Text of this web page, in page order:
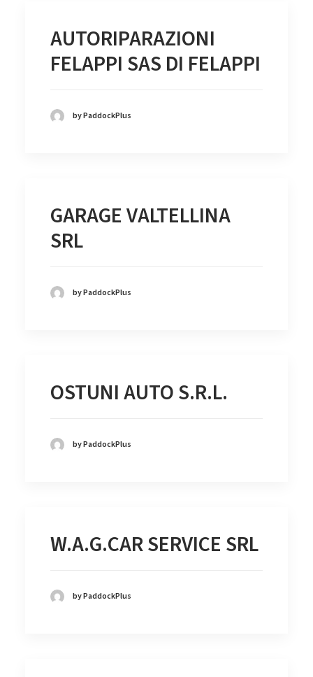
AUTORIPARAZIONI
FELAPPI SAS DI FELAPPI
by PaddockPlus
GARAGE VALTELLINA
SRL
by PaddockPlus
OSTUNI AUTO S.R.L.
by PaddockPlus
W.A.G.CAR SERVICE SRL
by PaddockPlus